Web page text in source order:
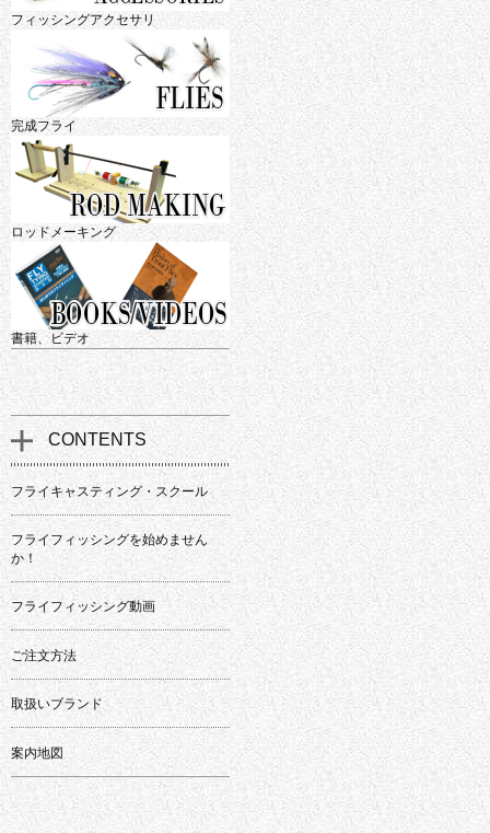
フィッシングアクセサリ
完成フライ
ロッドメーキング
書籍、ビデオ
CONTENTS
フライキャスティング・スクール
フライフィッシングを始めません
か！
フライフィッシング動画
ご注文方法
取扱いブランド
案内地図